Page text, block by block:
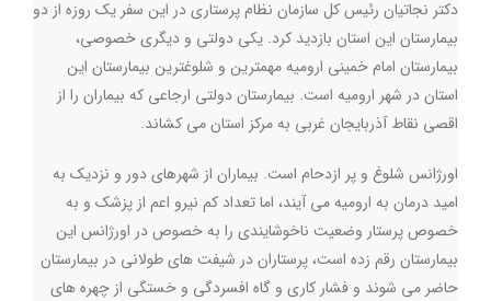
دکتر نجاتیان رئیس کل سازمان نظام پرستاری در این سفر یک روزه از دو
بیمارستان این استان بازدید کرد. یکی دولتی و دیگری خصوصی،
بیمارستان امام خمینی ارومیه مهمترین و شلوغترین بیمارستان این
استان در شهر ارومیه است. بیمارستان دولتی ارجاعی که بیماران را از
اقصی نقاط آذربایجان غربی به مرکز استان می کشاند.
اورژانس شلوغ و پر ازدحام است. بیماران از شهرهای دور و نزدیک به
امید درمان به ارومیه می آیند، اما تعداد کم نیرو اعم از پزشک و به
خصوص پرستار وضعیت ناخوشایندی را به خصوص در اورژانس این
بیمارستان رقم زده است، پرستاران در شیفت های طولانی در بیمارستان
حاضر می شوند و فشار کاری و گاه افسردگی و خستگی از چهره های